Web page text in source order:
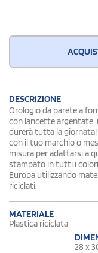
DESCRIZIONE
Orologio da parete a
con lancette argentate.
durerà tutta la
con il tuo marchio o
misura per adattarsi a
stampato in tutti i colori
Europa utilizzando
riciclati.
MATERIALE
Plastica riciclata
28 x